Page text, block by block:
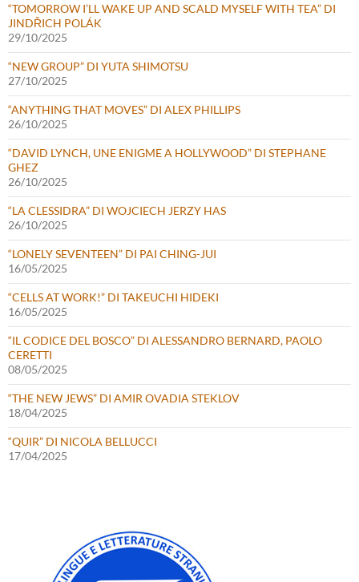
“TOMORROW I’LL WAKE UP AND SCALD MYSELF WITH TEA” DI
JINDŘICH POLÁK
29/10/2025
“NEW GROUP” DI YUTA SHIMOTSU
27/10/2025
“ANYTHING THAT MOVES” DI ALEX PHILLIPS
26/10/2025
“DAVID LYNCH, UNE ENIGME A HOLLYWOOD” DI STEPHANE
GHEZ
26/10/2025
“LA CLESSIDRA” DI WOJCIECH JERZY HAS
26/10/2025
“LONELY SEVENTEEN” DI PAI CHING-JUI
16/05/2025
“CELLS AT WORK!” DI TAKEUCHI HIDEKI
16/05/2025
“IL CODICE DEL BOSCO” DI ALESSANDRO BERNARD, PAOLO
CERETTI
08/05/2025
“THE NEW JEWS” DI AMIR OVADIA STEKLOV
18/04/2025
“QUIR” DI NICOLA BELLUCCI
17/04/2025